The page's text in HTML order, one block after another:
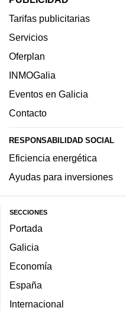
Tarifas publicitarias
Servicios
Oferplan
INMOGalia
Eventos en Galicia
Contacto
RESPONSABILIDAD SOCIAL
Eficiencia energética
Ayudas para inversiones
SECCIONES
Portada
Galicia
Economía
España
Internacional